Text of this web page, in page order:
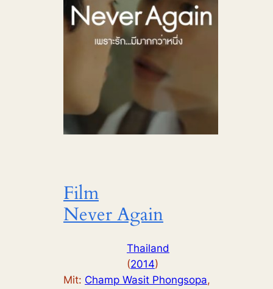
Film
Never Again
Thailand
(2014)
Mit: Champ Wasit Phongsopa